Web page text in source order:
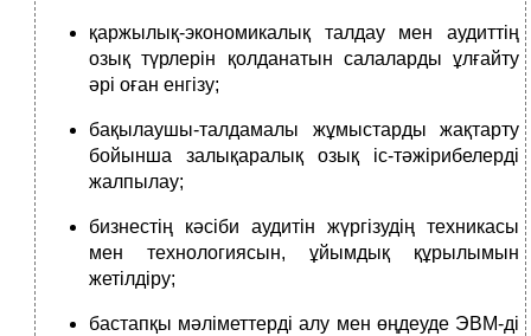
қаржылық-экономикалық талдау мен аудиттің
озық түрлерін қолданатын салаларды ұлғайту
әрі оған енгізу;
бақылаушы-талдамалы жұмыстарды жақтарту
бойынша залықаралық озық іс-тәжірибелерді
жалпылау;
бизнестің кәсіби аудитін жүргізудің техникасы
мен технологиясын, ұйымдық құрылымын
жетілдіру;
бастапқы мәліметтерді алу мен өңдеуде ЭВМ-ді